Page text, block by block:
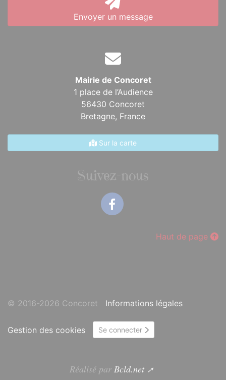
Envoyer un message
Mairie de Concoret
1 place de l’Audience
56430 Concoret
Bretagne, France
Sur la carte
Suivez-nous
Haut de page
© 2016-2026 Concoret Informations légales
Gestion des cookies Se connecter
Réalisé par Bcld.net